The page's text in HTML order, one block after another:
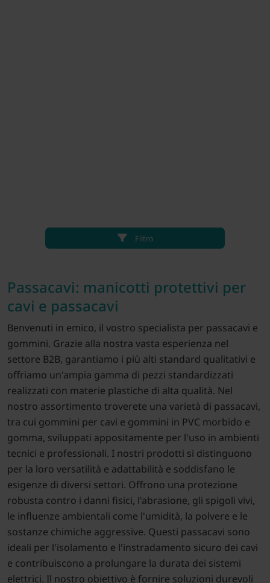
Filtro
Passacavi: manicotti protettivi per
cavi e passacavi
Benvenuti in emico, il vostro specialista per passacavi e
gommini. Grazie alla nostra vasta esperienza nel
settore B2B, garantiamo i più alti standard qualitativi e
offriamo un'ampia gamma di pezzi standardizzati
realizzati con materie plastiche di alta qualità. Nel
nostro assortimento troverete una varietà di passacavi,
tra cui gommini per cavi e gommini in PVC morbido e
gomma, sviluppati appositamente per l'uso in ambienti
tecnici e professionali. I nostri prodotti si distinguono
per la loro versatilità e adattabilità e soddisfano le
esigenze di diversi settori. Offrono una protezione
robusta contro i danni fisici, l'abrasione, gli spigoli vivi,
le influenze ambientali come l'umidità, la polvere e le
sostanze chimiche aggressive. Questi passacavi sono
ideali per l'isolamento e l'instradamento sicuro dei cavi
e contribuiscono a prolungare la durata dei sistemi
elettrici. Il nostro obiettivo è fornire soluzioni durevoli